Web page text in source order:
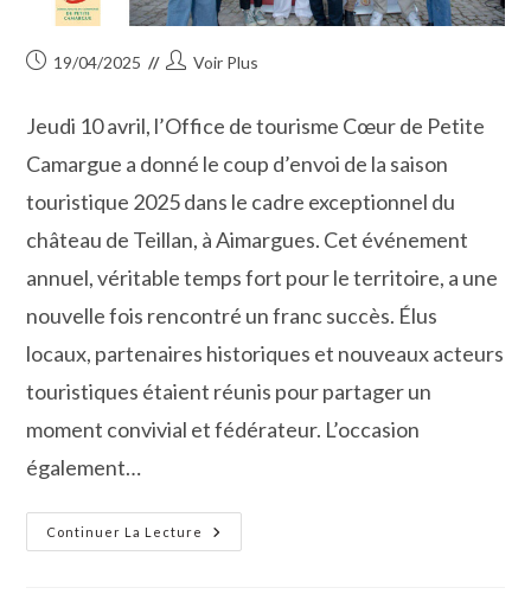
Publication
19/04/2025
Auteur/autrice
publication :
Voir Plus
Jeudi 10 avril, l’Office de tourisme Cœur de Petite
Camargue a donné le coup d’envoi de la saison
touristique 2025 dans le cadre exceptionnel du
château de Teillan, à Aimargues. Cet événement
annuel, véritable temps fort pour le territoire, a une
nouvelle fois rencontré un franc succès. Élus
locaux, partenaires historiques et nouveaux acteurs
touristiques étaient réunis pour partager un
moment convivial et fédérateur. L’occasion
également…
Continuer La Lecture
L’Office
De